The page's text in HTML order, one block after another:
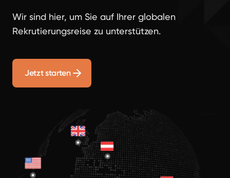
Wir sind hier, um Sie auf Ihrer globalen
Rekrutierungsreise zu unterstützen.
Jetzt starten